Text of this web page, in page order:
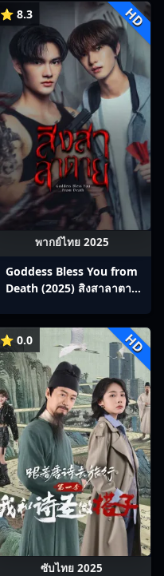
⭐ 8.3 HD
พากย์ไทย 2025
Goddess Bless You from
Death (2025) สิงสาลาตาย
⭐ 0.0 HD
ซับไทย 2025